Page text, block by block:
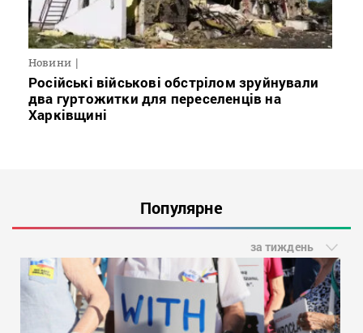
Новини
Російські військові обстрілом зруйнували
два гуртожитки для переселенців на
Харківщині
Популярне
за тиждень